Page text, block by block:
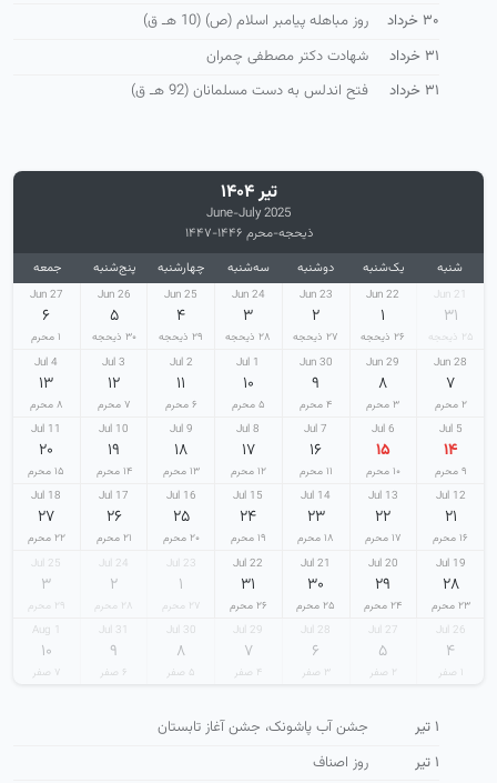
۳۰ خرداد
روز مباهله پیامبر اسلام (ص) (10 هـ ق)
۳۱ خرداد
شهادت دکتر مصطفی چمران
۳۱ خرداد
فتح اندلس به دست مسلمانان (92 هـ ق)
تیر ۱۴۰۴
June-July 2025
ذیحجه-محرم ۱۴۴۶-۱۴۴۷
شنبه یک‌شنبه دوشنبه سه‌شنبه چهارشنبه پنج‌شنبه جمعه
21 Jun
۳۱
۲۵ ذیحجه
22 Jun
۱
۲۶ ذیحجه
23 Jun
۲
۲۷ ذیحجه
24 Jun
۳
۲۸ ذیحجه
25 Jun
۴
۲۹ ذیحجه
26 Jun
۵
۳۰ ذیحجه
27 Jun
۶
۱ محرم
28 Jun
۷
۲ محرم
29 Jun
۸
۳ محرم
30 Jun
۹
۴ محرم
1 Jul
۱۰
۵ محرم
2 Jul
۱۱
۶ محرم
3 Jul
۱۲
۷ محرم
4 Jul
۱۳
۸ محرم
5 Jul
۱۴
۹ محرم
6 Jul
۱۵
۱۰ محرم
7 Jul
۱۶
۱۱ محرم
8 Jul
۱۷
۱۲ محرم
9 Jul
۱۸
۱۳ محرم
10 Jul
۱۹
۱۴ محرم
11 Jul
۲۰
۱۵ محرم
12 Jul
۲۱
۱۶ محرم
13 Jul
۲۲
۱۷ محرم
14 Jul
۲۳
۱۸ محرم
15 Jul
۲۴
۱۹ محرم
16 Jul
۲۵
۲۰ محرم
17 Jul
۲۶
۲۱ محرم
18 Jul
۲۷
۲۲ محرم
19 Jul
۲۸
۲۳ محرم
20 Jul
۲۹
۲۴ محرم
21 Jul
۳۰
۲۵ محرم
22 Jul
۳۱
۲۶ محرم
23 Jul
۱
۲۷ محرم
24 Jul
۲
۲۸ محرم
25 Jul
۳
۲۹ محرم
26 Jul
۴
۱ صفر
27 Jul
۵
۲ صفر
28 Jul
۶
۳ صفر
29 Jul
۷
۴ صفر
30 Jul
۸
۵ صفر
31 Jul
۹
۶ صفر
1 Aug
۱۰
۷ صفر
۱ تیر
جشن آب پاشونک، جشن آغاز تابستان
۱ تیر
روز اصناف